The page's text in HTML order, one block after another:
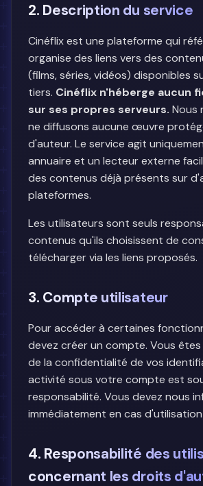
2. Description du service
Cinéflix est une plateforme qui
organise des liens vers des
(films, séries, vidéos) disponibles
tiers. Cinéflix n'héberge aucun
sur ses propres serveurs. Nous
ne diffusons aucune œuvre
d'auteur. Le service agit
annuaire et un lecteur externe
des contenus déjà présents sur
plateformes.
Les utilisateurs sont seuls
contenus qu'ils choisissent de
télécharger via les liens proposés.
3. Compte utilisateur
Pour accéder à certaines
devez créer un compte. Vous
de la confidentialité de vos
activité sous votre compte est
responsabilité. Vous devez nous
immédiatement en cas
4. Responsabilité des
concernant les droits